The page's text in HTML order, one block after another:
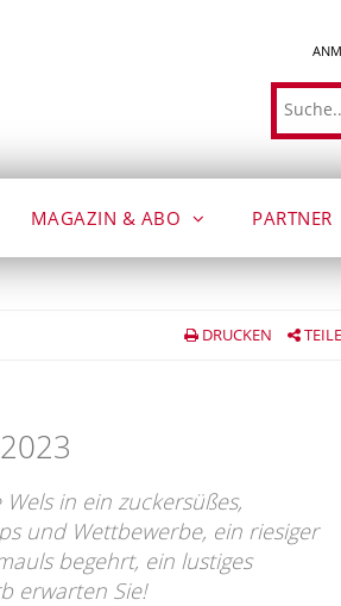
Suche
MAGAZIN & ABO PARTNER
DRUCKEN
in ein zuckersüßes,
und Wettbewerbe, ein riesiger
begehrt, ein lustiges
erwarten Sie!